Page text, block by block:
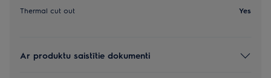
Thermal cut out Yes
Ar produktu saistītie dokumenti